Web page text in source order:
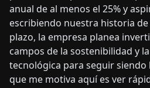
anual de al menos el 25% y
escribiendo nuestra historia
plazo, la empresa planea
campos de la sostenibilidad y
tecnológica para seguir siendo
que me motiva aquí es ver